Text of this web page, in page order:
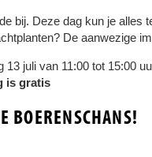
bij. Deze dag kun je
De aanwezige
13 juli van 11:00 tot 15:00
is gratis
BOERENSCHANS!